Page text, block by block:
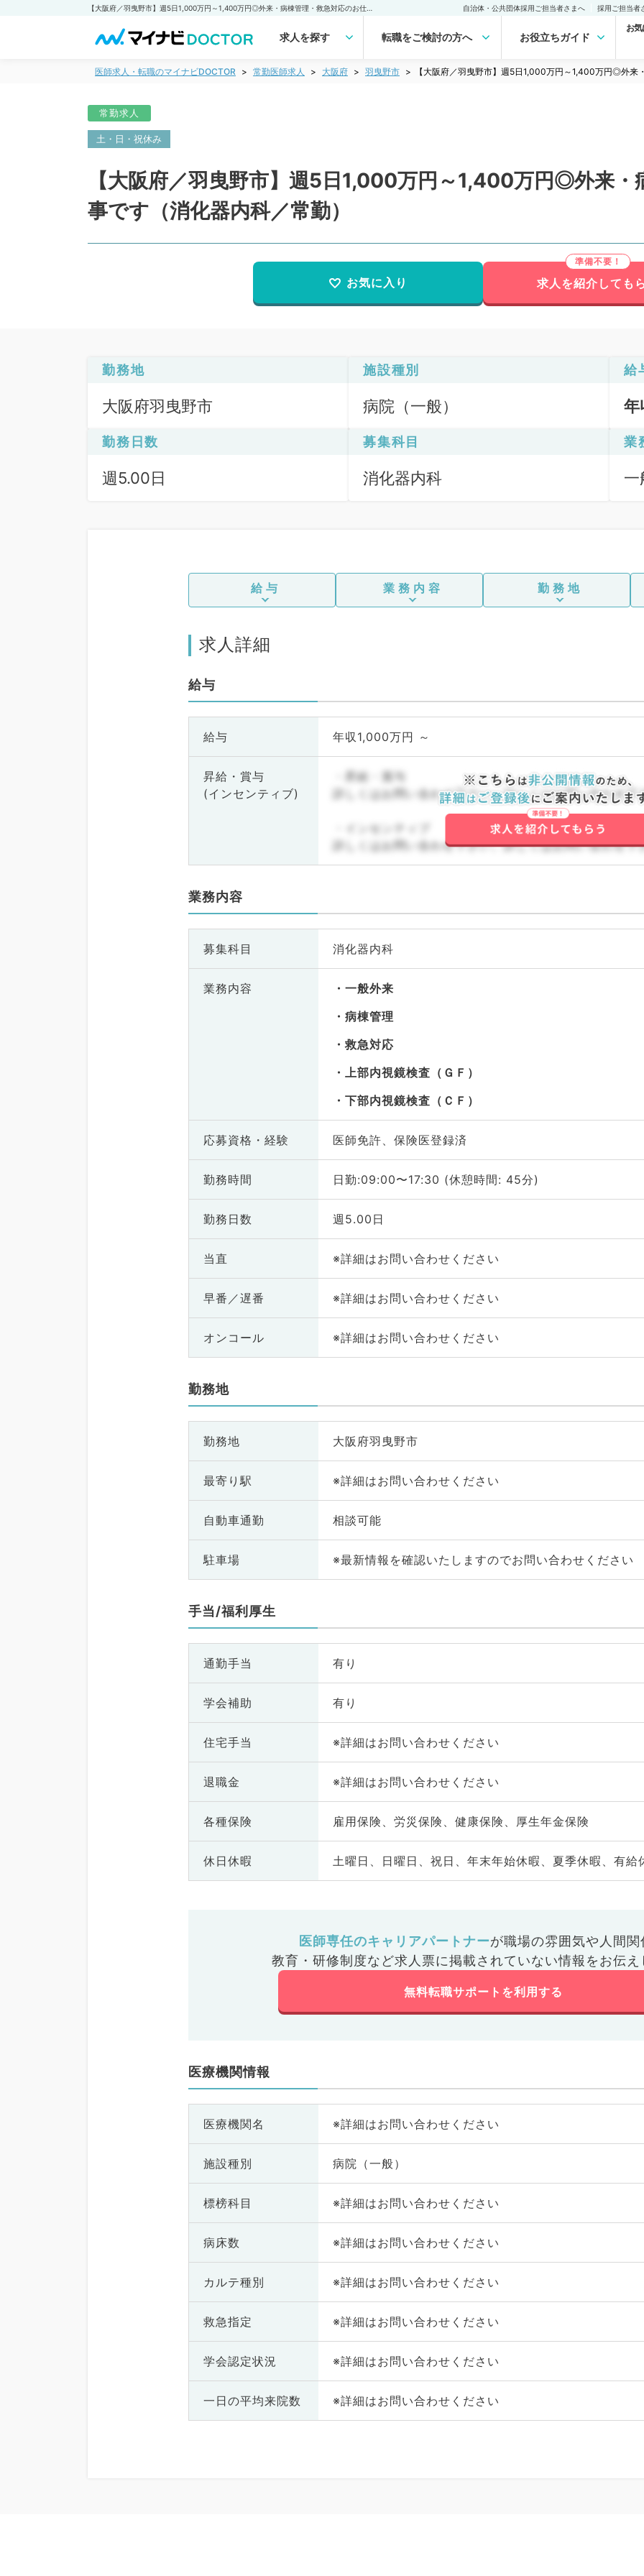
自治体・公共団体採用ご担当者さまへ 採用ご担当者
求人を探す 転職をご検討の方へ お役立ちガイド
お
医師求人・転職のマイナビDOCTOR 常勤医師求人 大阪府 羽曳野市 【大阪府／羽曳野市】週5日1,000万円～1,400万円◎外
常勤求人
土・日・祝休み
【大阪府／羽曳野市】週5日1,000万円～1,400万円◎外来・
事です（消化器内科／常勤）
お気に入り 求人を紹介しても
勤務地
大阪府羽曳野市
施設種別
病院（一般）
給
年
勤務日数
週5.00日
募集科目
消化器内科
業
一
給与 業務内容 勤務地
求人詳細
給与
給与 年収1,000万円 ～
昇給・賞与
(インセンティブ)
・昇給・賞与
詳しくはお問い合わせ下さい。詳しくはお問い合わせ下
・インセンティブ
詳しくはお問い合わせ下さい。詳しくはお問い合わせ下
業務内容
募集科目 消化器内科
業務内容
一般外来
病棟管理
救急対応
上部内視鏡検査（ＧＦ）
下部内視鏡検査（ＣＦ）
応募資格・ 経験 医師免許、保険医登録済
勤務時間 日勤:09:00〜17:30 (休憩時間: 45分)
勤務日数 週5.00日
当直 ※詳細はお問い合わせください
早番／遅番 ※詳細はお問い合わせください
オンコール ※詳細はお問い合わせください
勤務地
勤務地 大阪府羽曳野市
最寄り駅 ※詳細はお問い合わせください
自動車通勤 相談可能
駐車場 ※最新情報を確認いたしますのでお問い合わせください
手当/福利厚生
通勤手当 有り
学会補助 有り
住宅手当 ※詳細はお問い合わせください
退職金 ※詳細はお問い合わせください
各種保険 雇用保険、労災保険、健康保険、厚生年金保険
休日休暇 土曜日、日曜日、祝日、年末年始休暇、夏季休暇、有給
医師専任のキャリアパートナーが職場の雰囲気や人間関
教育・研修制度など求人票に掲載されていない情報をお伝え
無料転職サポートを利用する
医療機関情報
医療機関名 ※詳細はお問い合わせください
施設種別 病院（一般）
標榜科目 ※詳細はお問い合わせください
病床数 ※詳細はお問い合わせください
カルテ種別 ※詳細はお問い合わせください
救急指定 ※詳細はお問い合わせください
学会認定状況 ※詳細はお問い合わせください
一日の平均来院数 ※詳細はお問い合わせください